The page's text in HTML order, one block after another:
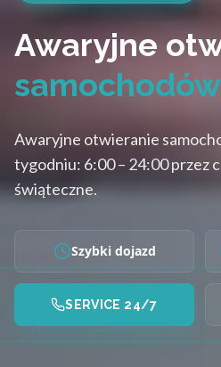
Awaryjne
samochodów
Awaryjne otwieranie
tygodniu: 6:00 – 24:00 przez
świąteczne.
Szybki dojazd
SERVICE 24/7